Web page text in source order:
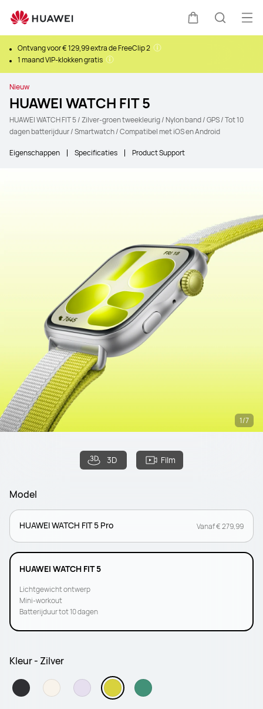
Kar Zoeken
Ontvang voor € 129,99 extra de FreeClip 2
1 maand VIP-klokken gratis
Nieuw
HUAWEI WATCH FIT 5
HUAWEI WATCH FIT 5 / Zilver-groen tweekleurig / Nylon band / GPS / Tot 10
dagen batterijduur / Smartwatch / Compatibel met iOS en Android
Eigenschappen Specificaties Product Support
3D Film
1/7
Model
HUAWEI WATCH FIT 5 Pro Vanaf € 279,99
HUAWEI WATCH FIT 5
Lichtgewicht ontwerp
Mini-workout
Batterijduur tot 10 dagen
Kleur - Zilver